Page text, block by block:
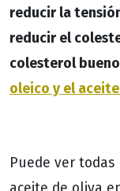
reducir la
reducir el
colesterol bueno
oleico y el
Puede ver